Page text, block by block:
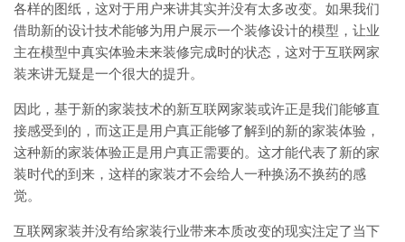
各样的图纸，这对于用户来讲其实并没有太多改变。如果我们
借助新的设计技术能够为用户展示一个装修设计的模型，让业
主在模型中真实体验未来装修完成时的状态，这对于互联网家
装来讲无疑是一个很大的提升。
因此，基于新的家装技术的新互联网家装或许正是我们能够直
接感受到的，而这正是用户真正能够了解到的新的家装体验，
这种新的家装体验正是用户真正需要的。这才能代表了新的家
装时代的到来，这样的家装才不会给人一种换汤不换药的感
觉。
互联网家装并没有给家装行业带来本质改变的现实注定了当下